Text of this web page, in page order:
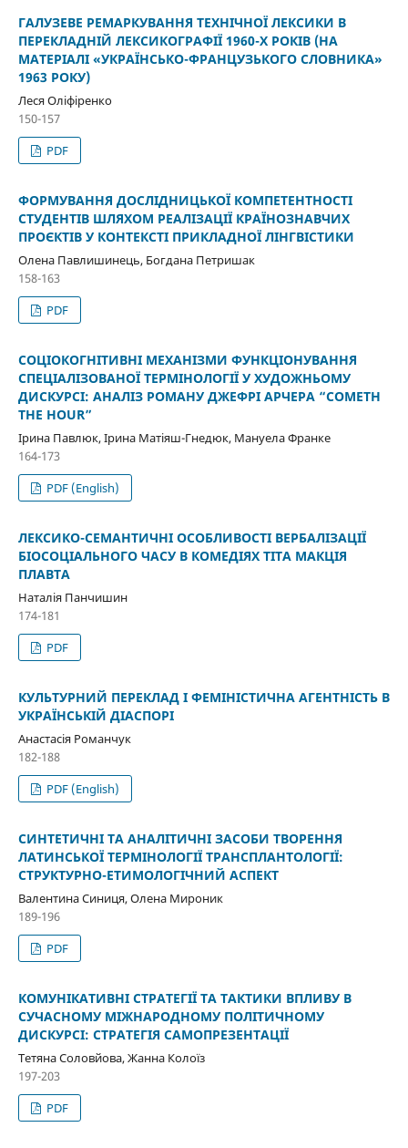
ГАЛУЗЕВЕ РЕМАРКУВАННЯ ТЕХНІЧНОЇ ЛЕКСИКИ В
ПЕРЕКЛАДНІЙ ЛЕКСИКОГРАФІЇ 1960-Х РОКІВ (НА
МАТЕРІАЛІ «УКРАЇНСЬКО-ФРАНЦУЗЬКОГО СЛОВНИКА»
1963 РОКУ)
Леся Оліфіренко
150-157
PDF
ФОРМУВАННЯ ДОСЛІДНИЦЬКОЇ КОМПЕТЕНТНОСТІ
СТУДЕНТІВ ШЛЯХОМ РЕАЛІЗАЦІЇ КРАЇНОЗНАВЧИХ
ПРОЄКТІВ У КОНТЕКСТІ ПРИКЛАДНОЇ ЛІНГВІСТИКИ
Олена Павлишинець, Богдана Петришак
158-163
PDF
СОЦІОКОГНІТИВНІ МЕХАНІЗМИ ФУНКЦІОНУВАННЯ
СПЕЦІАЛІЗОВАНОЇ ТЕРМІНОЛОГІЇ У ХУДОЖНЬОМУ
ДИСКУРСІ: АНАЛІЗ РОМАНУ ДЖЕФРІ АРЧЕРА “COMETH
THE HOUR”
Ірина Павлюк, Ірина Матіяш-Гнедюк, Мануела Франке
164-173
PDF (English)
ЛЕКСИКО-СЕМАНТИЧНІ ОСОБЛИВОСТІ ВЕРБАЛІЗАЦІЇ
БІОСОЦІАЛЬНОГО ЧАСУ В КОМЕДІЯХ ТІТА МАКЦІЯ
ПЛАВТА
Наталія Панчишин
174-181
PDF
КУЛЬТУРНИЙ ПЕРЕКЛАД І ФЕМІНІСТИЧНА АГЕНТНІСТЬ В
УКРАЇНСЬКІЙ ДІАСПОРІ
Анастасія Романчук
182-188
PDF (English)
СИНТЕТИЧНІ ТА АНАЛІТИЧНІ ЗАСОБИ ТВОРЕННЯ
ЛАТИНСЬКОЇ ТЕРМІНОЛОГІЇ ТРАНСПЛАНТОЛОГІЇ:
СТРУКТУРНО-ЕТИМОЛОГІЧНИЙ АСПЕКТ
Валентина Синиця, Олена Мироник
189-196
PDF
КОМУНІКАТИВНІ СТРАТЕГІЇ ТА ТАКТИКИ ВПЛИВУ В
СУЧАСНОМУ МІЖНАРОДНОМУ ПОЛІТИЧНОМУ
ДИСКУРСІ: СТРАТЕГІЯ САМОПРЕЗЕНТАЦІЇ
Тетяна Соловйова, Жанна Колоїз
197-203
PDF